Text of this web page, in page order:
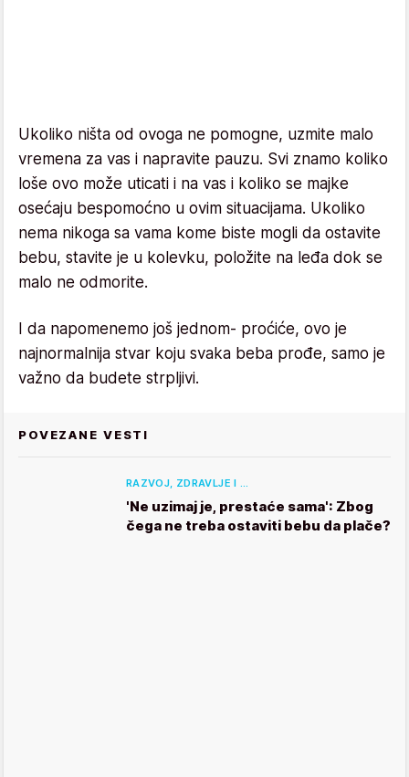
Ukoliko ništa od ovoga ne pomogne, uzmite malo
vremena za vas i napravite pauzu. Svi znamo koliko
loše ovo može uticati i na vas i koliko se majke
osećaju bespomoćno u ovim situacijama. Ukoliko
nema nikoga sa vama kome biste mogli da ostavite
bebu, stavite je u kolevku, položite na leđa dok se
malo ne odmorite.
I da napomenemo još jednom- proćiće, ovo je
najnormalnija stvar koju svaka beba prođe, samo je
važno da budete strpljivi.
POVEZANE VESTI
RAZVOJ, ZDRAVLJE I …
'Ne uzimaj je, prestaće sama': Zbog
čega ne treba ostaviti bebu da plače?